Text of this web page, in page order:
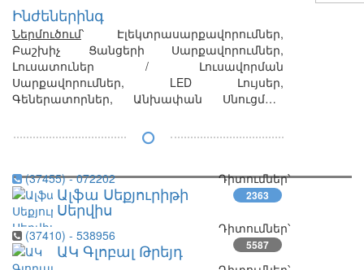
Ինժեներինգ
Ներմուծում՝ Էլեկտրասարքավորումներ,
Բաշխիչ Ցանցերի Սարքավորումներ,
Լուսատուներ / Լուսավորման
Սարքավորումներ, LED Լույսեր,
Գեներատորներ, Անխափան Սնուցման
Սարքեր / Ակումուլյատորներ,
Պահպանական Ահազանգման
Համակարգեր և Սարքեր, Հակահրդեհային
Ահազանգման Համակարգեր և Սարքեր,
Հրդեհամարման Համակարգեր և Սարքեր,
Խելացի Տուն Համակարգեր
Դիտումներ՝
2363
(37455) - 072202
Ալֆա Սեքյուրիթի
Սերվիս
Դիտումներ՝
5587
(37410) - 538956
ԱԿ Գլոբալ Թրեյդ